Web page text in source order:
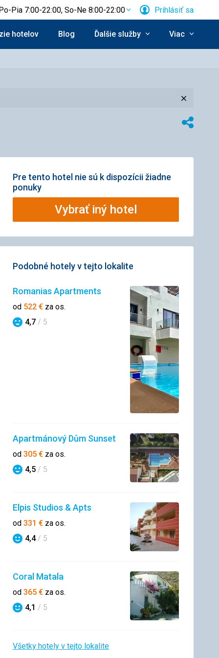
Pia 7:00-22:00, So-Ne 8:00-22:00 Prihlásiť sa
hotelov Blog Ďalšie služby Viac
Zdieľať
Pre tento hotel nie sú k dispozícii žiadne
ponuky
Vybrať iný hotel
Podobné hotely v tejto lokalite
Romanias Apartments
od 522 € za os.
Hodnotenie
4,7 / 5
Apartmánový Dům Sunset
od 305 € za os.
Hodnotenie
4,5 / 5
Elpis Studios & Apts
od 331 € za os.
Hodnotenie
4,4/ 5
Coral Matala
od 365 € za os.
Hodnotenie
4,1 / 5
Všetky hotely v tejto lokalite